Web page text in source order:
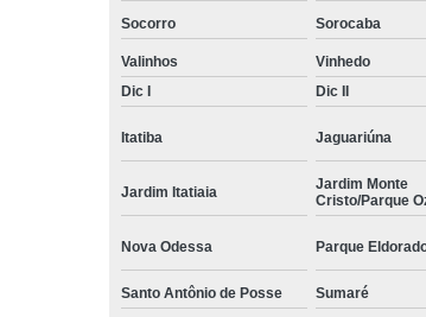
Socorro Sorocaba
Valinhos Vinhedo
Dic I
Dic II
Itatiba Jaguariúna
Jardim Itatiaia
Jardim Monte
Cristo/Parque
Nova Odessa Parque
Santo Antônio de Posse Sumaré